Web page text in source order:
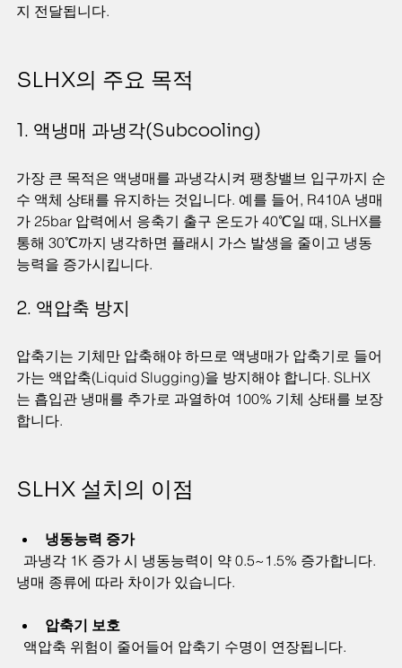
지 전달됩니다.
SLHX의 주요 목적
1. 액냉매 과냉각(Subcooling)
가장 큰 목적은 액냉매를 과냉각시켜 팽창밸브 입구까지 순
수 액체 상태를 유지하는 것입니다. 예를 들어, R410A 냉매
가 25bar 압력에서 응축기 출구 온도가 40℃일 때, SLHX를
통해 30℃까지 냉각하면 플래시 가스 발생을 줄이고 냉동
능력을 증가시킵니다.
2. 액압축 방지
압축기는 기체만 압축해야 하므로 액냉매가 압축기로 들어
가는 액압축(Liquid Slugging)을 방지해야 합니다. SLHX
는 흡입관 냉매를 추가로 과열하여 100% 기체 상태를 보장
합니다.
SLHX 설치의 이점
냉동능력 증가
냉매 종류에 따라 차이가 있습니다.
압축기 보호
  액압축 위험이 줄어들어 압축기 수명이 연장됩니다.